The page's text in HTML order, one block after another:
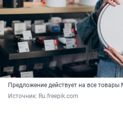
Предложение действует на все
Источник: Ru.freepik.com